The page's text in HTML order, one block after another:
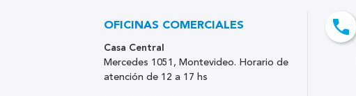
OFICINAS COMERCIALES
Casa Central
Mercedes 1051, Montevideo. Horario de
atención de 12 a 17 hs